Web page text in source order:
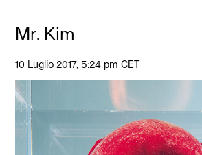
Mr. Kim
10 Luglio 2017, 5:24 pm CET